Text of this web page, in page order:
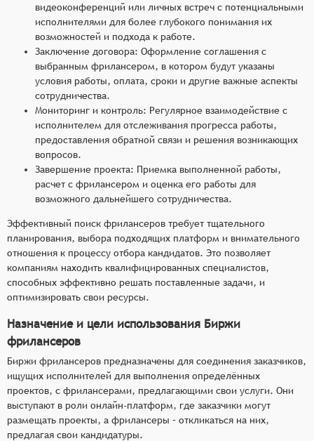
видеоконференций или личных встреч с потенциальными
исполнителями для более глубокого понимания их
возможностей и подхода к работе.
Заключение договора: Оформление соглашения с
выбранным фрилансером, в котором будут указаны
условия работы, оплата, сроки и другие важные аспекты
сотрудничества.
Мониторинг и контроль: Регулярное взаимодействие с
исполнителем для отслеживания прогресса работы,
предоставления обратной связи и решения возникающих
вопросов.
Завершение проекта: Приемка выполненной работы,
расчет с фрилансером и оценка его работы для
возможного дальнейшего сотрудничества.
Эффективный поиск фрилансеров требует тщательного
планирования, выбора подходящих платформ и внимательного
отношения к процессу отбора кандидатов. Это позволяет
компаниям находить квалифицированных специалистов,
способных эффективно решать поставленные задачи, и
оптимизировать свои ресурсы.
Назначение и цели использования Биржи
фрилансеров
Биржи фрилансеров предназначены для соединения заказчиков,
ищущих исполнителей для выполнения определённых
проектов, с фрилансерами, предлагающими свои услуги. Они
выступают в роли онлайн-платформ, где заказчики могут
размещать проекты, а фрилансеры – откликаться на них,
предлагая свои кандидатуры.